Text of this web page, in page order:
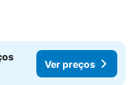
Ver preços